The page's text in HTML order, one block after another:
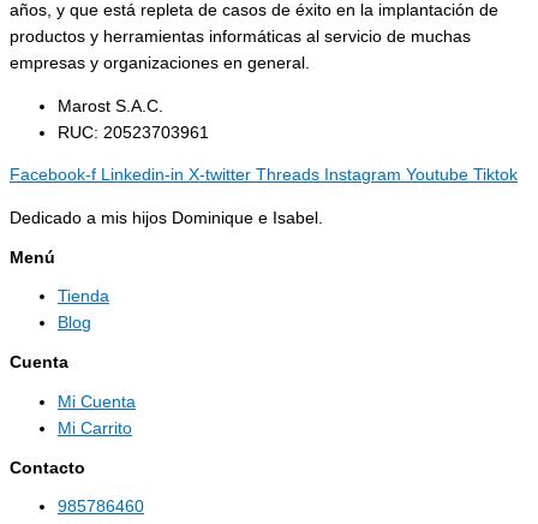
años, y que está repleta de casos de éxito en la implantación de
productos y herramientas informáticas al servicio de muchas
empresas y organizaciones en general.
Marost S.A.C.
RUC: 20523703961
Facebook-f Linkedin-in X-twitter Threads Instagram Youtube Tiktok
Dedicado a mis hijos Dominique e Isabel.
Menú
Tienda
Blog
Cuenta
Mi Cuenta
Mi Carrito
Contacto
985786460